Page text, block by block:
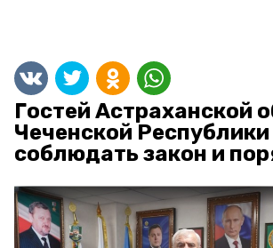
Гостей Астраханской
Чеченской
соблюдать закон и